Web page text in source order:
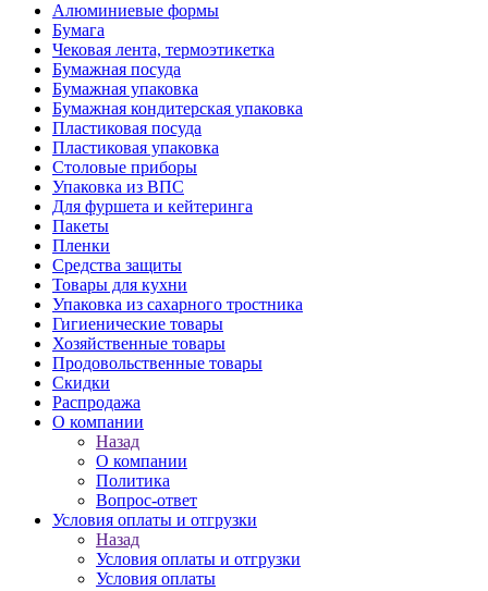
Алюминиевые формы
Бумага
Чековая лента, термоэтикетка
Бумажная посуда
Бумажная упаковка
Бумажная кондитерская упаковка
Пластиковая посуда
Пластиковая упаковка
Столовые приборы
Упаковка из ВПС
Для фуршета и кейтеринга
Пакеты
Пленки
Средства защиты
Товары для кухни
Упаковка из сахарного тростника
Гигиенические товары
Хозяйственные товары
Продовольственные товары
Скидки
Распродажа
О компании
Назад
О компании
Политика
Вопрос-ответ
Условия оплаты и отгрузки
Назад
Условия оплаты и отгрузки
Условия оплаты